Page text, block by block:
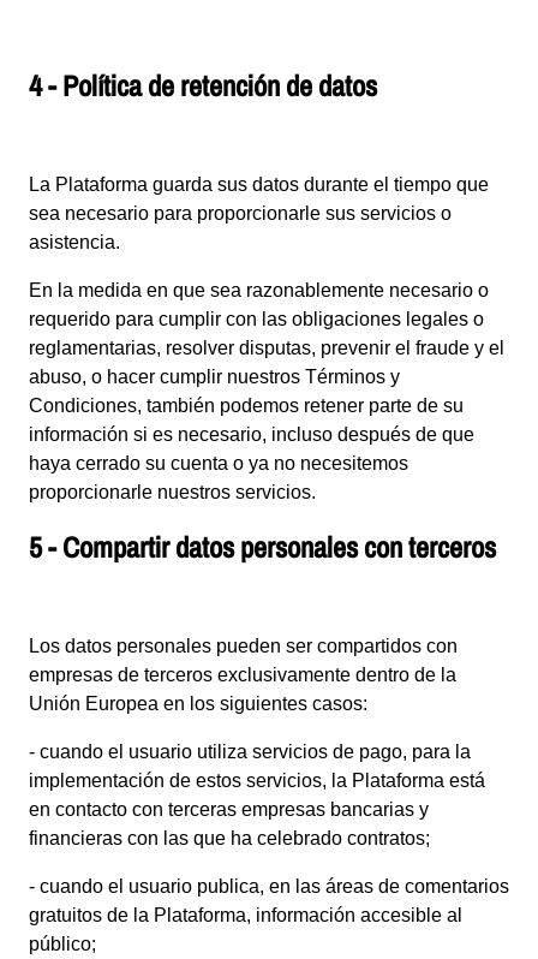
4 - Política de retención de datos
La Plataforma guarda sus datos durante el tiempo que
sea necesario para proporcionarle sus servicios o
asistencia.
En la medida en que sea razonablemente necesario o
requerido para cumplir con las obligaciones legales o
reglamentarias, resolver disputas, prevenir el fraude y el
abuso, o hacer cumplir nuestros Términos y
Condiciones, también podemos retener parte de su
información si es necesario, incluso después de que
haya cerrado su cuenta o ya no necesitemos
proporcionarle nuestros servicios.
5 - Compartir datos personales con terceros
Los datos personales pueden ser compartidos con
empresas de terceros exclusivamente dentro de la
Unión Europea en los siguientes casos:
- cuando el usuario utiliza servicios de pago, para la
implementación de estos servicios, la Plataforma está
en contacto con terceras empresas bancarias y
financieras con las que ha celebrado contratos;
- cuando el usuario publica, en las áreas de comentarios
gratuitos de la Plataforma, información accesible al
público;